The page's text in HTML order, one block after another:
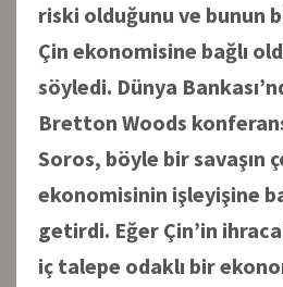
riski olduğunu ve bunun
Çin ekonomisine bağlı
söyledi. Dünya
Bretton Woods
Soros, böyle bir savaşın
ekonomisinin işleyişine
getirdi. Eğer Çin’in
iç talepe odaklı bir